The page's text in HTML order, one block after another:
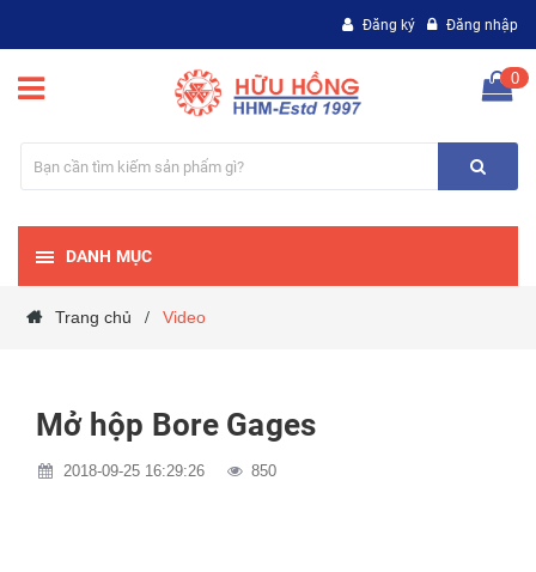
Đăng ký Đăng nhập
0
DANH MỤC
Trang chủ / Video
Mở hộp Bore Gages
2018-09-25 16:29:26 850